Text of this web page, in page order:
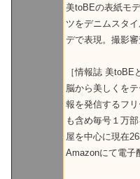
美toBEの表紙モ
ツをデニムスタ
デで表現。撮影
［情報誌 美toBE
脳から美しくを
報を発信するフ
も含め毎号１万
屋を中心に現在
Amazonにて電子